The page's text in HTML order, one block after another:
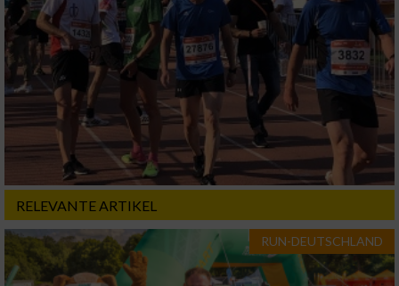
RELEVANTE ARTIKEL
RUN-DEUTSCHLAND